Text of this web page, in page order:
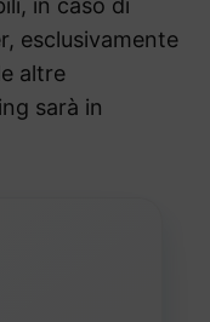
in caso di
esclusivamente
altre
sarà in